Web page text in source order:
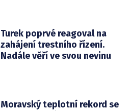
Turek poprvé reagoval na
zahájení trestního řízení.
Nadále věří ve svou nevinu
Moravský teplotní rekord se